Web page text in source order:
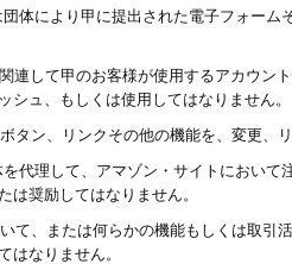
体により甲に提出された電子フォー
連して甲のお客様が使用するアカウン
シュ、もしくは使用してはなりません。
タン、リンクその他の機能を、変更、
代理して、アマゾン・サイトにおい
は奨励してはなりません。
て、または何らかの機能もしくは取
はなりません。